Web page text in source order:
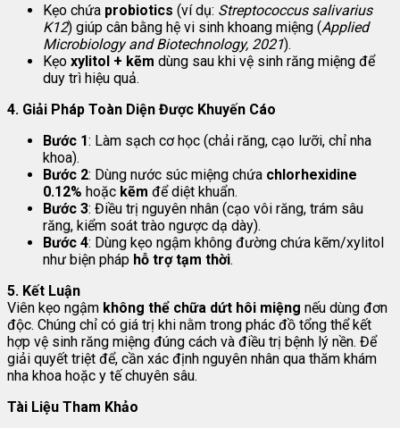
Kẹo chứa probiotics (ví dụ: Streptococcus salivarius
K12) giúp cân bằng hệ vi sinh khoang miệng (Applied
Microbiology and Biotechnology, 2021).
Kẹo xylitol + kẽm dùng sau khi vệ sinh răng miệng để
duy trì hiệu quả.
4. Giải Pháp Toàn Diện Được Khuyến Cáo
Bước 1: Làm sạch cơ học (chải răng, cạo lưỡi, chỉ nha
khoa).
Bước 2: Dùng nước súc miệng chứa chlorhexidine
0.12% hoặc kẽm để diệt khuẩn.
Bước 3: Điều trị nguyên nhân (cạo vôi răng, trám sâu
răng, kiểm soát trào ngược dạ dày).
Bước 4: Dùng kẹo ngậm không đường chứa kẽm/xylitol
như biện pháp hỗ trợ tạm thời.
5. Kết Luận
Viên kẹo ngậm không thể chữa dứt hôi miệng nếu dùng đơn
độc. Chúng chỉ có giá trị khi nằm trong phác đồ tổng thể kết
hợp vệ sinh răng miệng đúng cách và điều trị bệnh lý nền. Để
giải quyết triệt để, cần xác định nguyên nhân qua thăm khám
nha khoa hoặc y tế chuyên sâu.
Tài Liệu Tham Khảo